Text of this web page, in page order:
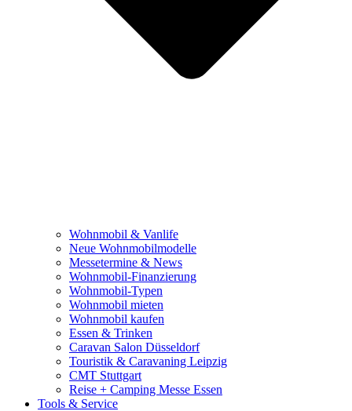
Wohnmobil & Vanlife
Neue Wohnmobilmodelle
Messetermine & News
Wohnmobil-Finanzierung
Wohnmobil-Typen
Wohnmobil mieten
Wohnmobil kaufen
Essen & Trinken
Caravan Salon Düsseldorf
Touristik & Caravaning Leipzig
CMT Stuttgart
Reise + Camping Messe Essen
Tools & Service